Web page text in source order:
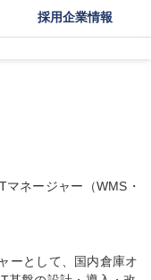
採用企業情報
ネージャー（WMS・
ーとして、国内倉庫オ